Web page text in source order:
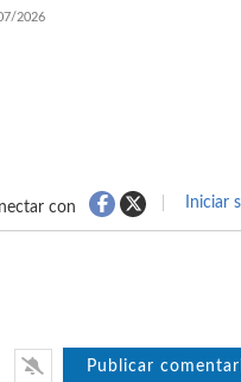
2026
con Iniciar